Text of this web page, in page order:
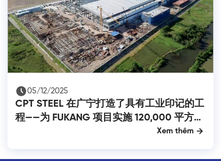
05/12/2025
CPT STEEL 在广宁打造了具有工业印记的工
程——为 FUKANG 项目实施 120,000 平方米
Xem thêm